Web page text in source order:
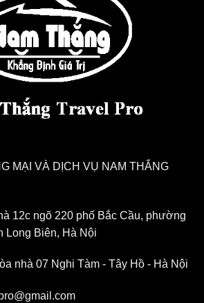
MẠI VÀ DỊCH VỤ NAM THẮNG
12c ngõ 220 phố Bắc Cầu, phường
Long Biên, Hà Nội
nhà 07 Nghi Tàm - Tây Hồ - Hà Nội